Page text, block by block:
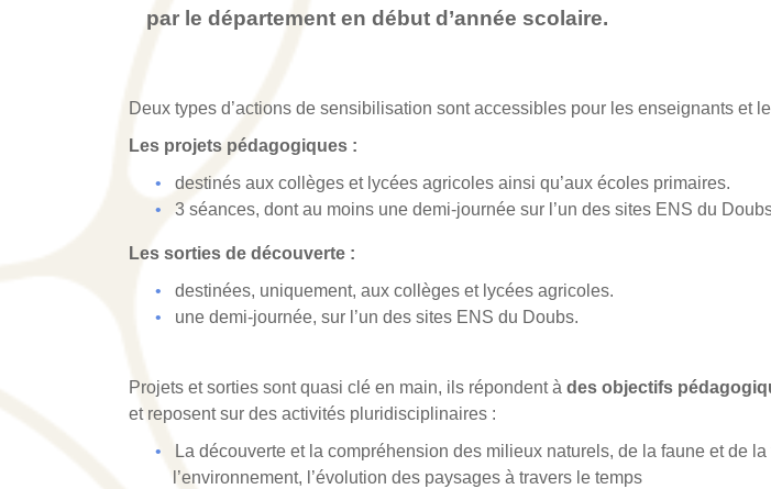
par le département en début d’année scolaire.
Deux types d’actions de sensibilisation sont accessibles pour les enseignants et
Les projets pédagogiques :
destinés aux collèges et lycées agricoles ainsi qu’aux écoles primaires.
3 séances, dont au moins une demi-journée sur l’un des sites ENS du
Les sorties de découverte :
destinées, uniquement, aux collèges et lycées agricoles.
une demi-journée, sur l’un des sites ENS du Doubs.
Projets et sorties sont quasi clé en main, ils répondent à des objectifs
et reposent sur des activités pluridisciplinaires :
La découverte et la compréhension des milieux naturels, de la faune et de
l’environnement, l’évolution des paysages à travers le temps